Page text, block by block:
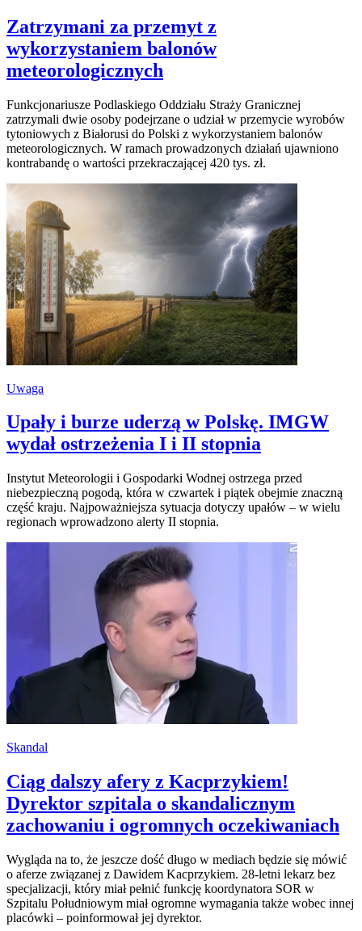
Zatrzymani za przemyt z
wykorzystaniem balonów
meteorologicznych
Funkcjonariusze Podlaskiego Oddziału Straży Granicznej
zatrzymali dwie osoby podejrzane o udział w przemycie wyrobów
tytoniowych z Białorusi do Polski z wykorzystaniem balonów
meteorologicznych. W ramach prowadzonych działań ujawniono
kontrabandę o wartości przekraczającej 420 tys. zł.
Uwaga
Upały i burze uderzą w Polskę. IMGW
wydał ostrzeżenia I i II stopnia
Instytut Meteorologii i Gospodarki Wodnej ostrzega przed
niebezpieczną pogodą, która w czwartek i piątek obejmie znaczną
część kraju. Najpoważniejsza sytuacja dotyczy upałów – w wielu
regionach wprowadzono alerty II stopnia.
Skandal
Ciąg dalszy afery z Kacprzykiem!
Dyrektor szpitala o skandalicznym
zachowaniu i ogromnych oczekiwaniach
Wygląda na to, że jeszcze dość długo w mediach będzie się mówić
o aferze związanej z Dawidem Kacprzykiem. 28-letni lekarz bez
specjalizacji, który miał pełnić funkcję koordynatora SOR w
Szpitalu Południowym miał ogromne wymagania także wobec innej
placówki – poinformował jej dyrektor.